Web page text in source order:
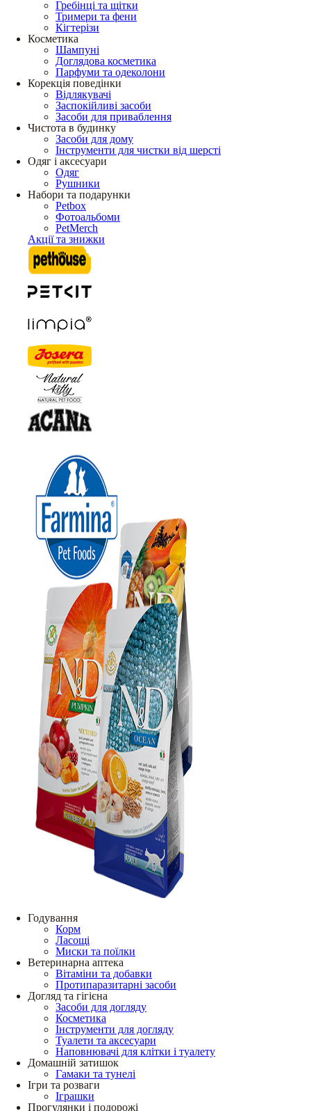
Гребінці та щітки
Тримери та фени
Кігтерізи
Косметика
Шампуні
Доглядова косметика
Парфуми та одеколони
Корекція поведінки
Відлякувачі
Заспокійливі засоби
Засоби для приваблення
Чистота в будинку
Засоби для дому
Інструменти для чистки від шерсті
Одяг і аксесуари
Одяг
Рушники
Набори та подарунки
Petbox
Фотоальбоми
PetMerch
Акції та знижки
Годування
Корм
Ласощі
Миски та поїлки
Ветеринарна аптека
Вітаміни та добавки
Протипаразитарні засоби
Догляд та гігієна
Засоби для догляду
Косметика
Інструменти для догляду
Туалети та аксесуари
Наповнювачі для клітки і туалету
Домашній затишок
Гамаки та тунелі
Ігри та розваги
Іграшки
Прогулянки і подорожі